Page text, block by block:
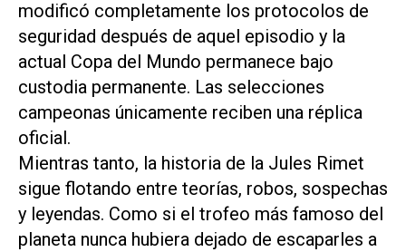
modificó completamente los protocolos de
seguridad después de aquel episodio y la
actual Copa del Mundo permanece bajo
custodia permanente. Las selecciones
campeonas únicamente reciben una réplica
oficial.
Mientras tanto, la historia de la Jules Rimet
sigue flotando entre teorías, robos, sospechas
y leyendas. Como si el trofeo más famoso del
planeta nunca hubiera dejado de escaparles a